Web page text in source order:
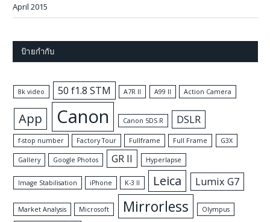
April 2015
ป้ายกำกับ
8k video 50 f1.8 STM A7R II A99 II Action Camera
App Canon Canon 5DS R DSLR
f-stop number Factory Tour Fullframe Full Frame G3X
Gallery Google Photos GR II Hyperlapse
Image Stabilisation iPhone K-3 II Leica Lumix G7
Market Analysis Microsoft Mirrorless Olympus